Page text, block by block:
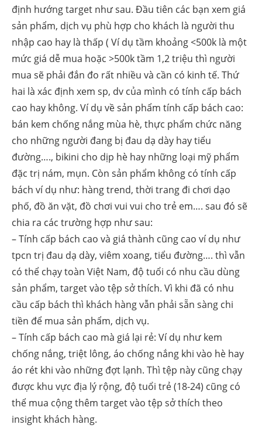
định hướng target như sau. Đầu tiên các bạn xem giá
sản phẩm, dịch vụ phù hợp cho khách là người thu
nhập cao hay là thấp ( Ví dụ tầm khoảng <500k là một
mức giá dễ mua hoặc >500k tầm 1,2 triệu thì người
mua sẽ phải đắn đo rất nhiều và cần có kinh tế. Thứ
hai là xác định xem sp, dv của mình có tính cấp bách
cao hay không. Ví dụ về sản phẩm tính cấp bách cao:
bán kem chống nắng mùa hè, thực phẩm chức năng
cho những người đang bị đau dạ dày hay tiểu
đường…., bikini cho dịp hè hay những loại mỹ phẩm
đặc trị nám, mụn. Còn sản phẩm không có tính cấp
bách ví dụ như: hàng trend, thời trang đi chơi dạo
phố, đồ ăn vặt, đồ chơi vui vui cho trẻ em…. sau đó sẽ
chia ra các trường hợp như sau:
– Tính cấp bách cao và giá thành cũng cao ví dụ như
tpcn trị đau dạ dày, viêm xoang, tiểu đường…. thì vẫn
có thể chạy toàn Việt Nam, độ tuổi có nhu cầu dùng
sản phẩm, target vào tệp sở thích. Vì khi đã có nhu
cầu cấp bách thì khách hàng vẫn phải sẵn sàng chi
tiền để mua sản phẩm, dịch vụ.
– Tính cấp bách cao mà giá lại rẻ: Ví dụ như kem
chống nắng, triệt lông, áo chống nắng khi vào hè hay
áo rét khi vào những đợt lạnh. Thì tệp này cũng chạy
được khu vực địa lý rộng, độ tuổi trẻ (18-24) cũng có
thể mua cộng thêm target vào tệp sở thích theo
insight khách hàng.